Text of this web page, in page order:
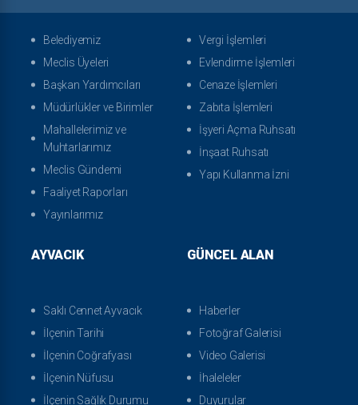
Belediyemiz
Meclis Üyeleri
Başkan Yardımcıları
Müdürlükler ve Birimler
Mahallelerimiz ve
Muhtarlarımız
Meclis Gündemi
Faaliyet Raporları
Yayınlarımız
Vergi İşlemleri
Evlendirme İşlemleri
Cenaze İşlemleri
Zabıta İşlemleri
İşyeri Açma Ruhsatı
İnşaat Ruhsatı
Yapı Kullanma İzni
AYVACIK
Saklı Cennet Ayvacık
İlçenin Tarihi
İlçenin Coğrafyası
İlçenin Nüfusu
İlçenin Sağlık Durumu
GÜNCEL ALAN
Haberler
Fotoğraf Galerisi
Video Galerisi
İhaleleler
Duyurular